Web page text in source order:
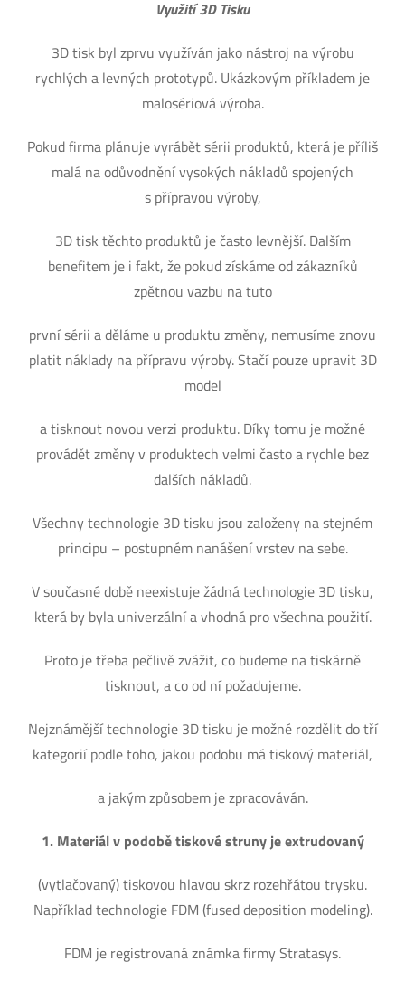
Využití 3D Tisku
3D tisk byl zprvu využíván jako nástroj na výrobu
rychlých a levných prototypů. Ukázkovým příkladem je
malosériová výroba.
Pokud firma plánuje vyrábět sérii produktů, která je příliš
malá na odůvodnění vysokých nákladů spojených
s přípravou výroby,
3D tisk těchto produktů je často levnější. Dalším
benefitem je i fakt, že pokud získáme od zákazníků
zpětnou vazbu na tuto
první sérii a děláme u produktu změny, nemusíme znovu
platit náklady na přípravu výroby. Stačí pouze upravit 3D
model
a tisknout novou verzi produktu. Díky tomu je možné
provádět změny v produktech velmi často a rychle bez
dalších nákladů.
Všechny technologie 3D tisku jsou založeny na stejném
principu – postupném nanášení vrstev na sebe.
V současné době neexistuje žádná technologie 3D tisku,
která by byla univerzální a vhodná pro všechna použití.
Proto je třeba pečlivě zvážit, co budeme na tiskárně
tisknout, a co od ní požadujeme.
Nejznámější technologie 3D tisku je možné rozdělit do tří
kategorií podle toho, jakou podobu má tiskový materiál,
a jakým způsobem je zpracováván.
1. Materiál v podobě tiskové struny je extrudovaný
(vytlačovaný) tiskovou hlavou skrz rozehřátou trysku.
Například technologie FDM (fused deposition modeling).
FDM je registrovaná známka firmy Stratasys.